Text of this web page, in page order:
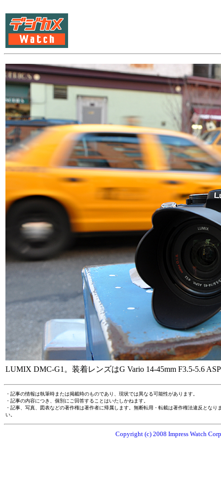
LUMIX DMC-G1。装着レンズはG Vario 14-45mm F3.5-5.6
・記事の情報は執筆時または掲載時のものであり、現状では異なる可能性があります。
・記事の内容につき、個別にご回答することはいたしかねます。
・記事、写真、図表などの著作権は著作者に帰属します。無断転用・転載は著作権法違反とな
い。
Copyright (c) 2008 Impress Watch